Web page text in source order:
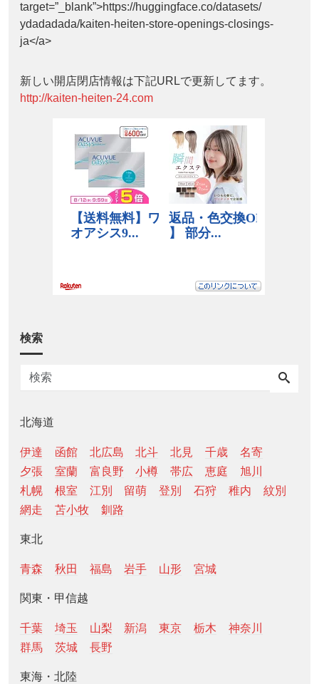
target=”_blank”>https://huggingface.co/datasets/
ydadadada/kaiten-heiten-store-openings-closings-
ja</a>
新しい開店閉店情報は下記URLで更新してます。
http://kaiten-heiten-24.com
検索
北海道
伊達 函館 北広島 北斗 北見 千歳
名寄
夕張
室蘭 富良野 小樽 帯広 恵庭
旭川
札幌
根室 江別 留萌 登別 石狩 稚内
紋別
網走
苫小牧 釧路
東北
青森 秋田 福島 岩手 山形 宮城
関東・甲信越
千葉 埼玉 山梨 新潟 東京 栃木
神奈川
群馬
茨城 長野
東海・北陸